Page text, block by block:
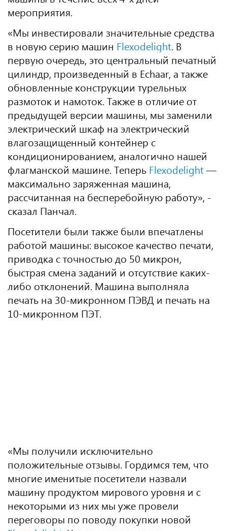
мероприятия.
«Мы инвестировали значительные средства
в новую серию машин Flexodelight. В
первую очередь, это центральный печатный
цилиндр, произведенный в Echaar, а также
обновленные конструкции турельных
размоток и намоток. Также в отличие от
предыдущей версии машины, мы заменили
электрический шкаф на электрический
влагозащищенный контейнер с
кондиционированием, аналогично нашей
флагманской машине. Теперь Flexodelight—
максимально заряженная машина,
рассчитанная на бесперебойную работу», -
сказал Панчал.
Посетители были также были впечатлены
работой машины: высокое качество печати,
приводка с точностью до 50 микрон,
быстрая смена заданий и отсутствие каких-
либо отклонений. Машина выполняла
печать на 30-микронном ПЭВД и печать на
10-микронном ПЭТ.
«Мы получили исключительно
положительные отзывы. Гордимся тем, что
многие именитые посетители назвали
машину продуктом мирового уровня и с
некоторыми из них мы уже провели
переговоры по поводу покупки новой